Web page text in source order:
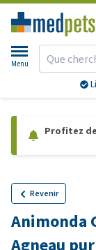
Menu
Profitez
Revenir
Animonda
Agneau pur